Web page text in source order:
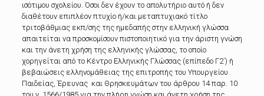
ισότιμου σχολείου. Όσοι δεν έχουν το απολυτήριο αυτό ή δεν
διαθέτουν επιπλέον πτυχίο ή/και μεταπτυχιακό τίτλο
τριτοβάθμιας εκπ/σης της ημεδαπής στην ελληνική γλώσσα
απαιτείται να προσκομίσουν πιστοποιητικό για την άριστη γνώση
και την άνετη χρήση της ελληνικής γλώσσας, το οποίο
χορηγείται από το Κέντρο Ελληνικής Γλώσσας (επίπεδο Γ2΄) ή
βεβαιώσεις ελληνομάθειας της επιτροπής του Υπουργείου
Παιδείας, Έρευνας και Θρησκευμάτων του άρθρου 14 παρ. 10